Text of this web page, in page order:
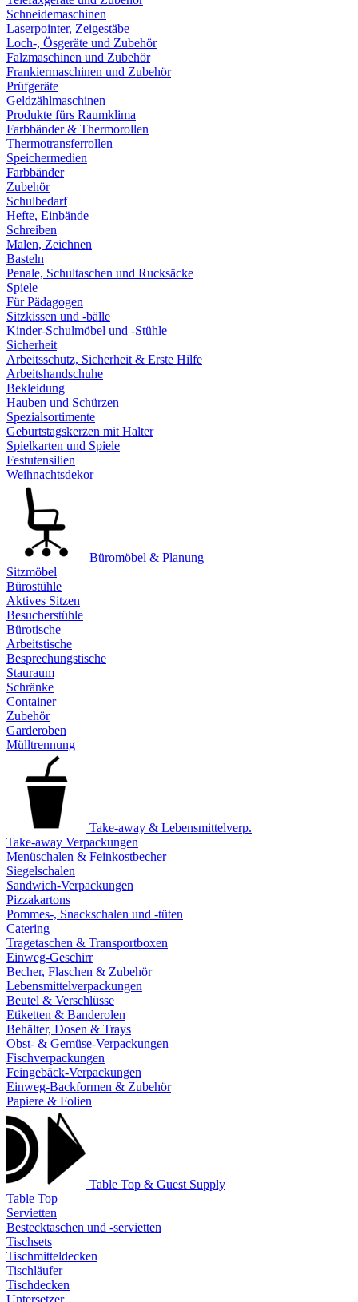
Schneidemaschinen
Laserpointer, Zeigestäbe
Loch-, Ösgeräte und Zubehör
Falzmaschinen und Zubehör
Frankiermaschinen und Zubehör
Prüfgeräte
Geldzählmaschinen
Produkte fürs Raumklima
Farbbänder & Thermorollen
Thermotransferrollen
Speichermedien
Farbbänder
Zubehör
Schulbedarf
Hefte, Einbände
Schreiben
Malen, Zeichnen
Basteln
Penale, Schultaschen und Rucksäcke
Spiele
Für Pädagogen
Sitzkissen und -bälle
Kinder-Schulmöbel und -Stühle
Sicherheit
Arbeitsschutz, Sicherheit & Erste Hilfe
Arbeitshandschuhe
Bekleidung
Hauben und Schürzen
Spezialsortimente
Geburtstagskerzen mit Halter
Spielkarten und Spiele
Festutensilien
Weihnachtsdekor
Büromöbel & Planung
Sitzmöbel
Bürostühle
Aktives Sitzen
Besucherstühle
Bürotische
Arbeitstische
Besprechungstische
Stauraum
Schränke
Container
Zubehör
Garderoben
Mülltrennung
Take-away & Lebensmittelverp.
Take-away Verpackungen
Menüschalen & Feinkostbecher
Siegelschalen
Sandwich-Verpackungen
Pizzakartons
Pommes-, Snackschalen und -tüten
Catering
Tragetaschen & Transportboxen
Einweg-Geschirr
Becher, Flaschen & Zubehör
Lebensmittelverpackungen
Beutel & Verschlüsse
Etiketten & Banderolen
Behälter, Dosen & Trays
Obst- & Gemüse-Verpackungen
Fischverpackungen
Feingebäck-Verpackungen
Einweg-Backformen & Zubehör
Papiere & Folien
Table Top & Guest Supply
Table Top
Servietten
Bestecktaschen und -servietten
Tischsets
Tischmitteldecken
Tischläufer
Tischdecken